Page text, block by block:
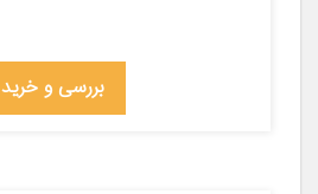
بررسی و خرید